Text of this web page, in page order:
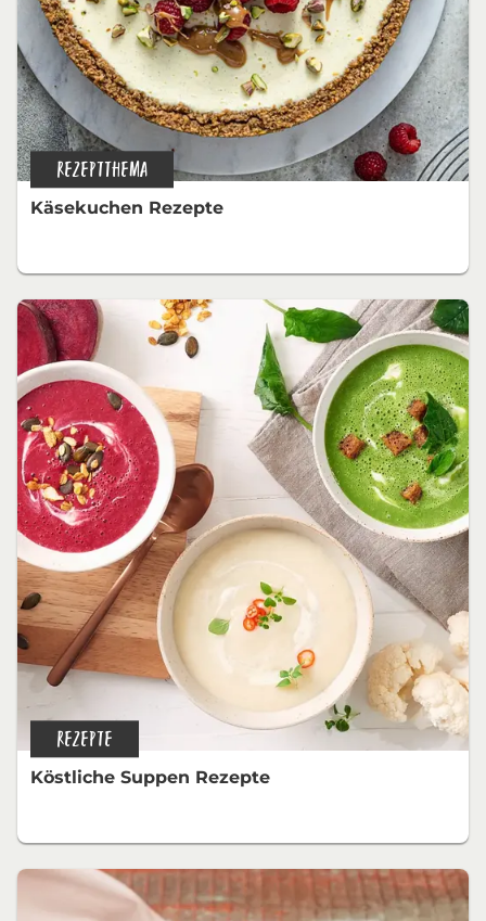
REZEPTTHEMA
Käsekuchen Rezepte
REZEPTE
Köstliche Suppen Rezepte